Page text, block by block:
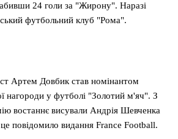
24 голи за "Жирону". Наразі
футбольний клуб "Рома".
Артем Довбик став номінантом
нагороди у футболі "Золотий м'яч". З
востаннє висували Андрія Шевченка
повідомило видання France Football.